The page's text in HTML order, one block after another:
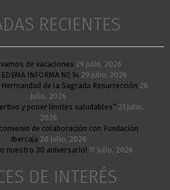
RECIENTES
de vacaciones 29 julio, 2026
INFORMA Nº 14 29 julio, 2026
de la Sagrada Resurrección 26
julio, 2026
y poner límites saludables” 21 julio,
2026
de colaboración con Fundación
Ibercaja 20 julio, 2026
nuestro 30 aniversario! 17 julio, 2026
DE INTERÉS